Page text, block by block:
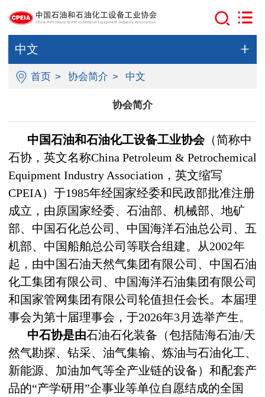
中文
首页 > 协会简介 > 中文
协会简介
中国石油和石油化工设备工业协会（简称中
石协，英文名称China Petroleum & Petrochemical
Equipment Industry Association，英文缩写
CPEIA）于1985年经国家经委和民政部批准注册
成立，由原国家经委、石油部、机械部、地矿
部、中国石化总公司、中国海洋石油总公司、五
机部、中国船舶总公司等联合组建。 从2002年
起，由中国石油天然气集团有限公司、中国石油
化工集团有限公司、中国海洋石油集团有限公司
和国家管网集团有限公司轮值担任会长。本届理
事会为第十届理事会，于2026年3月选举产生。
中石协是由石油石化装备（包括陆海石油/天
然气勘探、钻采、油气集输、炼油与石油化工、
新能源、加油加气等全产业链的设备）和配套产
品的“产学研用”企事业等单位自愿结成的全国